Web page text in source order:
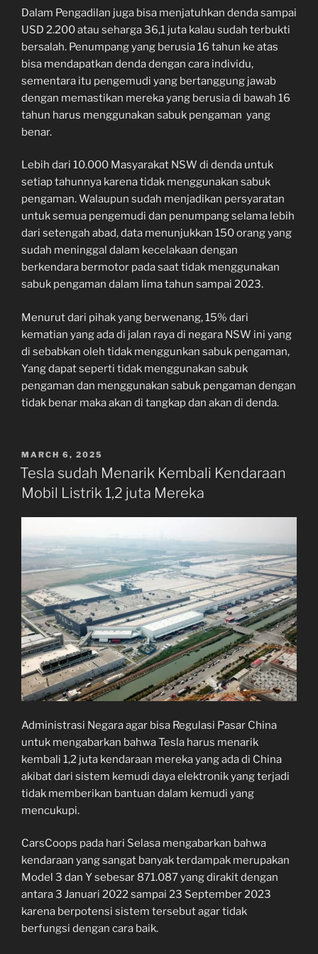
Dalam Pengadilan juga bisa menjatuhkan denda sampai
USD 2.200 atau seharga 36,1 juta kalau sudah terbukti
bersalah. Penumpang yang berusia 16 tahun ke atas
bisa mendapatkan denda dengan cara individu,
sementara itu pengemudi yang bertanggung jawab
dengan memastikan mereka yang berusia di bawah 16
tahun harus menggunakan sabuk pengaman yang
benar.
Lebih dari 10.000 Masyarakat NSW di denda untuk
setiap tahunnya karena tidak menggunakan sabuk
pengaman. Walaupun sudah menjadikan persyaratan
untuk semua pengemudi dan penumpang selama lebih
dari setengah abad, data menunjukkan 150 orang yang
sudah meninggal dalam kecelakaan dengan
berkendara bermotor pada saat tidak menggunakan
sabuk pengaman dalam lima tahun sampai 2023.
Menurut dari pihak yang berwenang, 15% dari
kematian yang ada di jalan raya di negara NSW ini yang
di sebabkan oleh tidak menggunkan sabuk pengaman,
Yang dapat seperti tidak menggunakan sabuk
pengaman dan menggunakan sabuk pengaman dengan
tidak benar maka akan di tangkap dan akan di denda.
POSTED
ON
MARCH 6, 2025
Tesla sudah Menarik Kembali Kendaraan
Mobil Listrik 1,2 juta Mereka
Administrasi Negara agar bisa Regulasi Pasar China
untuk mengabarkan bahwa Tesla harus menarik
kembali 1,2 juta kendaraan mereka yang ada di China
akibat dari sistem kemudi daya elektronik yang terjadi
tidak memberikan bantuan dalam kemudi yang
mencukupi.
CarsCoops pada hari Selasa mengabarkan bahwa
kendaraan yang sangat banyak terdampak merupakan
Model 3 dan Y sebesar 871.087 yang dirakit dengan
antara 3 Januari 2022 sampai 23 September 2023
karena berpotensi sistem tersebut agar tidak
berfungsi dengan cara baik.